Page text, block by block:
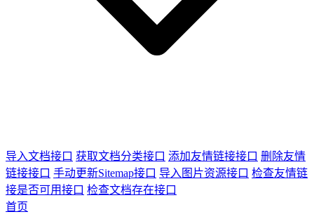
导入文档接口 获取文档分类接口 添加友情链接接口 删除友情
链接接口 手动更新Sitemap接口 导入图片资源接口 检查友情链
接是否可用接口 检查文档存在接口
首页